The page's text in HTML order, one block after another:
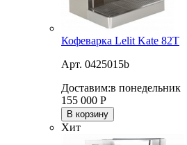
Кофеварка Lelit Kate 82T
Арт. 0425015b
Доставим:в понедельник
155 000 Р
В корзину
Хит